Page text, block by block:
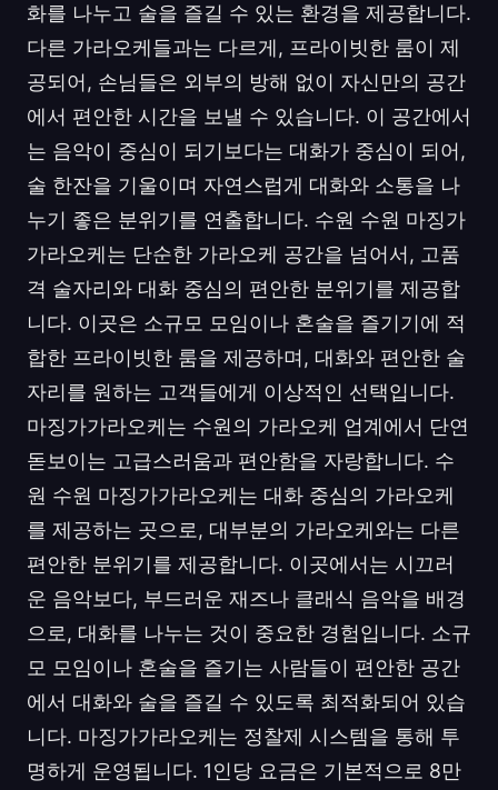
화를 나누고 술을 즐길 수 있는 환경을 제공합니다.
다른 가라오케들과는 다르게, 프라이빗한 룸이 제
공되어, 손님들은 외부의 방해 없이 자신만의 공간
에서 편안한 시간을 보낼 수 있습니다. 이 공간에서
는 음악이 중심이 되기보다는 대화가 중심이 되어,
술 한잔을 기울이며 자연스럽게 대화와 소통을 나
누기 좋은 분위기를 연출합니다. 수원 수원 마징가
가라오케는 단순한 가라오케 공간을 넘어서, 고품
격 술자리와 대화 중심의 편안한 분위기를 제공합
니다. 이곳은 소규모 모임이나 혼술을 즐기기에 적
합한 프라이빗한 룸을 제공하며, 대화와 편안한 술
자리를 원하는 고객들에게 이상적인 선택입니다.
마징가가라오케는 수원의 가라오케 업계에서 단연
돋보이는 고급스러움과 편안함을 자랑합니다. 수
원 수원 마징가가라오케는 대화 중심의 가라오케
를 제공하는 곳으로, 대부분의 가라오케와는 다른
편안한 분위기를 제공합니다. 이곳에서는 시끄러
운 음악보다, 부드러운 재즈나 클래식 음악을 배경
으로, 대화를 나누는 것이 중요한 경험입니다. 소규
모 모임이나 혼술을 즐기는 사람들이 편안한 공간
에서 대화와 술을 즐길 수 있도록 최적화되어 있습
니다. 마징가가라오케는 정찰제 시스템을 통해 투
명하게 운영됩니다. 1인당 요금은 기본적으로 8만